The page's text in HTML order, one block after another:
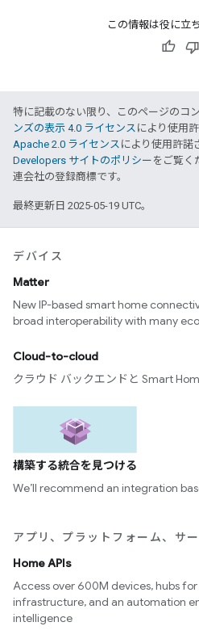
この情報は役に立
特に記載のない限り、このページのコ
ンズの表示 4.0 ライセンス により使用
Apache 2.0 ライセンス により使用許諾
Developers サイトのポリシー をご覧く
連会社の登録商標です。
最終更新日 2025-05-19 UTC。
デバイス
Matter
New IP-based smart home
broad interoperability with many
Cloud-to-cloud
クラウド バックエンドと Smart
構築する統合を見つける
We’ll recommend an integration
アプリ、プラットフォーム、サ
Home APIs
Access over 600M devices, hubs
infrastructure, and an automation
intelligence